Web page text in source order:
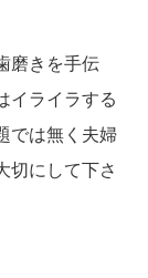
磨きを手伝
イライラする
では無く夫婦
切にして下さ